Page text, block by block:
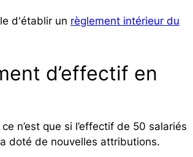
d'établir un règlement intérieur du
d’effectif en
n’est que si l’effectif de 50 salariés
doté de nouvelles attributions.